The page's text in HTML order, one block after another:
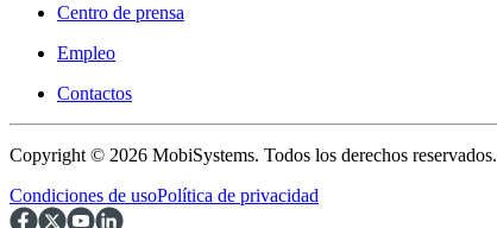
Centro de prensa
Empleo
Contactos
Copyright © 2026 MobiSystems. Todos los derechos reservados.
Condiciones de usoPolítica de privacidad